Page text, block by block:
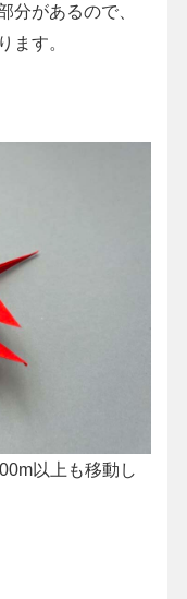
分があるので、
ます。
以上も移動し